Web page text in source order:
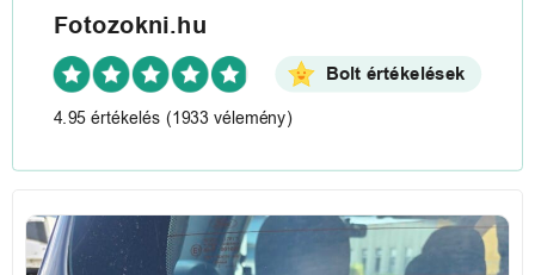
Fotozokni.hu
Bolt értékelések
4.95 értékelés (1933 vélemény)